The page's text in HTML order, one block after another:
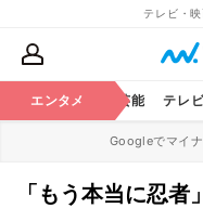
テレビ・
エンタメ 芸能 テレ
Googleでマイ
「もう本当に忍